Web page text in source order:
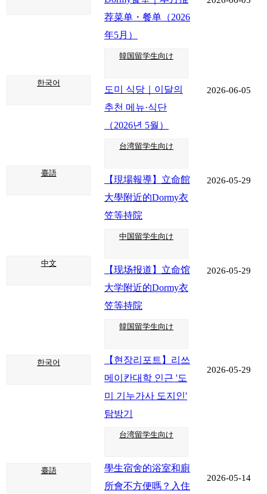
荐菜单・餐单（2026
年5月）
한국어
韓国留学生向け
도미 식당｜이달의
추천 메뉴·식단
（2026년 5월）
2026-06-05
臺語
台湾留学生向け
【現場報導】立命館
大學附近的Dormy衣
笠等持院
2026-05-29
中文
中国留学生向け
【现场报道】立命馆
大学附近的Dormy衣
笠等持院
2026-05-29
한국어
韓国留学生向け
【현장리포트】리쓰
메이칸대학 인근 '도
미 기누가사 도지인'
탐방기
2026-05-29
臺語
台湾留学生向け
學生宿舍的浴室和廁
所會不方便嗎？入住
2026-05-14